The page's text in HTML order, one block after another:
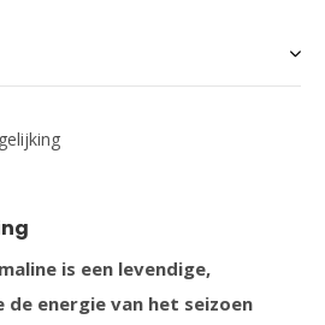
is een levendige,
energie van het seizoen